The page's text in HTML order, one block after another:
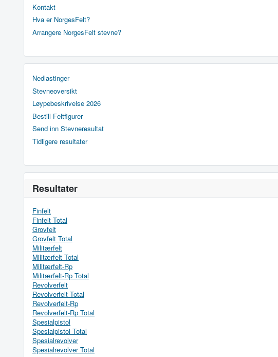
Kontakt
Hva er NorgesFelt?
Arrangere NorgesFelt stevne?
Nedlastinger
Stevneoversikt
Løypebeskrivelse 2026
Bestill Feltfigurer
Send inn Stevneresultat
Tidligere resultater
Resultater
Finfelt
Finfelt Total
Grovfelt
Grovfelt Total
Militærfelt
Militærfelt Total
Militærfelt-Rp
Militærfelt-Rp Total
Revolverfelt
Revolverfelt Total
Revolverfelt-Rp
Revolverfelt-Rp Total
Spesialpistol
Spesialpistol Total
Spesialrevolver
Spesialrevolver Total